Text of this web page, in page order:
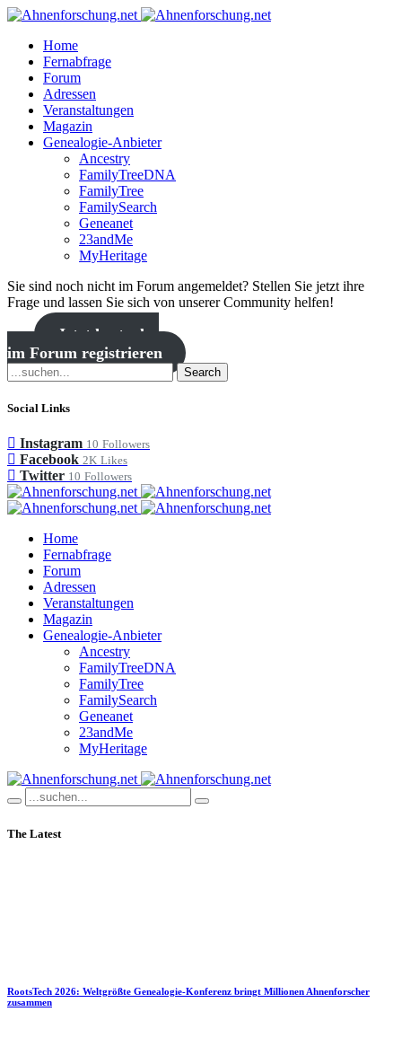
Home
Fernabfrage
Forum
Adressen
Veranstaltungen
Magazin
Genealogie-Anbieter
Ancestry
FamilyTreeDNA
FamilyTree
FamilySearch
Geneanet
23andMe
MyHeritage
Sie sind noch nicht im Forum angemeldet? Stellen Sie jetzt ihre
Frage und lassen Sie sich von unserer Community helfen!
Jetzt kostenlos
im Forum registrieren
Search
Social Links
Instagram 10 Followers
Facebook 2K Likes
Twitter 10 Followers
Home
Fernabfrage
Forum
Adressen
Veranstaltungen
Magazin
Genealogie-Anbieter
Ancestry
FamilyTreeDNA
FamilyTree
FamilySearch
Geneanet
23andMe
MyHeritage
The Latest
RootsTech 2026: Weltgrößte Genealogie-Konferenz bringt Millionen Ahnenforscher
zusammen